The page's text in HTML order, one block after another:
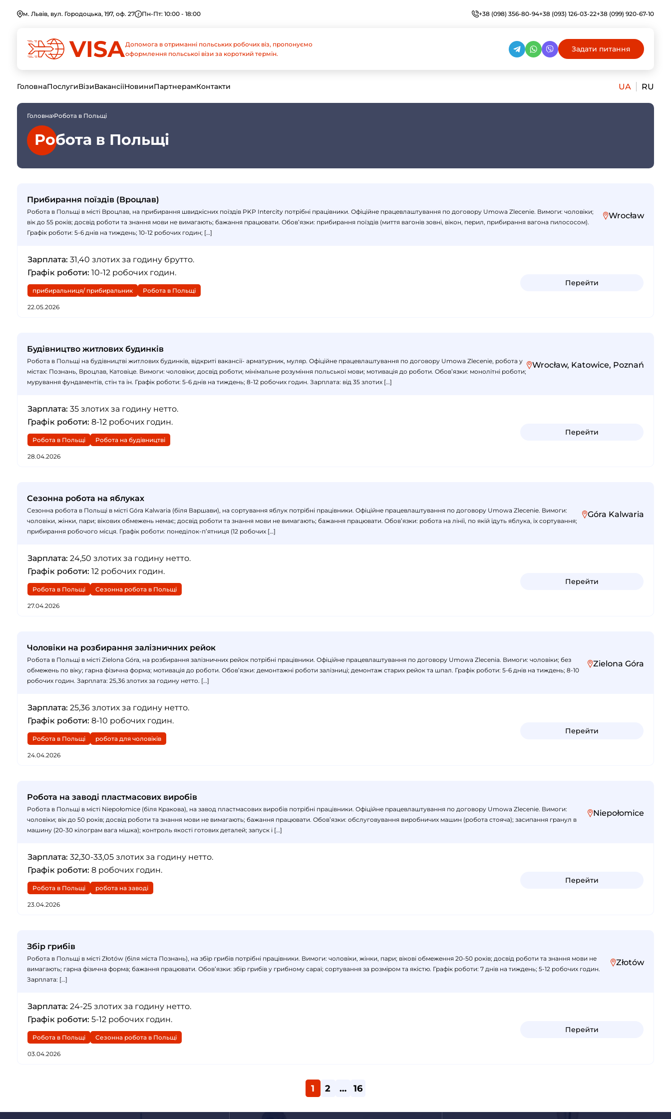
м. Львів, вул. Городоцька, 197, оф. 27 Пн-Пт: 10:00 - 18:00 +38 (098) 356-80-94+38 (093) 126-03-22+38 (099) 920-67-10
Допомога в отриманні польських робочих віз, пропонуємо
оформлення польської візи за короткий термін.
Задати питання
ГоловнаПослугиВізиВакансіїНовиниПартнерамКонтакти UA RU
Головна Робота в Польщі
Робота в Польщі
Прибирання поїздів (Вроцлав)
Робота в Польщі в місті Вроцлав, на прибирання швидкісних поїздів PKP Intercity потрібні працівники. Офіційне працевлаштування по договору Umowa Zlecenie. Вимоги: чоловіки;
вік до 55 років; досвід роботи та знання мови не вимагають; бажання працювати. Обов’язки: прибирання поїздів (миття вагонів зовні, вікон, перил, прибирання вагона пилососом).
Графік роботи: 5-6 днів на тиждень; 10-12 робочих годин; […]
Wrocław
Зарплата: 31,40 злотих за годину брутто.
Графік роботи: 10-12 робочих годин.
прибиральниця/ прибиральник Робота в Польщі
22.05.2026
Перейти
Будівництво житлових будинків
Робота в Польщі на будівництві житлових будинків, відкриті вакансії- арматурник, муляр. Офіційне працевлаштування по договору Umowa Zlecenie, робота у
містах: Познань, Вроцлав, Катовіце. Вимоги: чоловіки; досвід роботи; мінімальне розуміння польської мови; мотивація до роботи. Обов’язки: монолітні роботи;
мурування фундаментів, стін та ін. Графік роботи: 5-6 днів на тиждень; 8-12 робочих годин. Зарплата: від 35 злотих […]
Wrocław, Katowice, Poznań
Зарплата: 35 злотих за годину нетто.
Графік роботи: 8-12 робочих годин.
Робота в Польщі Робота на будівництві
28.04.2026
Перейти
Сезонна робота на яблуках
Сезонна робота в Польщі в місті Góra Kalwaria (біля Варшави), на сортування яблук потрібні працівники. Офіційне працевлаштування по договору Umowa Zlecenie. Вимоги:
чоловіки, жінки, пари; вікових обмежень немає; досвід роботи та знання мови не вимагають; бажання працювати. Обов’язки: робота на лінїї, по якій їдуть яблука, їх сортування;
прибирання робочого місця. Графік роботи: понеділок-п’ятниця (12 робочих […]
Góra Kalwaria
Зарплата: 24,50 злотих за годину нетто.
Графік роботи: 12 робочих годин.
Робота в Польщі Сезонна робота в Польщі
27.04.2026
Перейти
Чоловіки на розбирання залізничних рейок
Робота в Польщі в місті Zielona Góra, на розбирання залізничних рейок потрібні працівники. Офіційне працевлаштування по договору Umowa Zlecenia. Вимоги: чоловіки; без
обмежень по віку; гарна фізична форма; мотивація до роботи. Обов’язки: демонтажні роботи залізниці; демонтаж старих рейок та шпал. Графік роботи: 5-6 днів на тиждень; 8-10
робочих годин. Зарплата: 25,36 злотих за годину нетто. […]
Zielona Góra
Зарплата: 25,36 злотих за годину нетто.
Графік роботи: 8-10 робочих годин.
Робота в Польщі робота для чоловіків
24.04.2026
Перейти
Робота на заводі пластмасових виробів
Робота в Польщі в місті Niepołomice (біля Кракова), на завод пластмасових виробів потрібні працівники. Офіційне працевлаштування по договору Umowa Zlecenie. Вимоги:
чоловіки; вік до 50 років; досвід роботи та знання мови не вимагають; бажання працювати. Обов’язки: обслуговування виробничих машин (робота стояча); засипання гранул в
машину (20-30 кілограм вага мішка); контроль якості готових деталей; запуск і […]
Niepołomice
Зарплата: 32,30-33,05 злотих за годину нетто.
Графік роботи: 8 робочих годин.
Робота в Польщі робота на заводі
23.04.2026
Перейти
Збір грибів
Робота в Польщі в місті Złotów (біля міста Познань), на збір грибів потрібні працівники. Вимоги: чоловіки, жінки, пари; вікові обмеження 20-50 років; досвід роботи та знання мови не
вимагають; гарна фізична форма; бажання працювати. Обов’язки: збір грибів у грибному сараї; сортування за розміром та якістю. Графік роботи: 7 днів на тиждень; 5-12 робочих годин.
Зарплата: […]
Złotów
Зарплата: 24-25 злотих за годину нетто.
Графік роботи: 5-12 робочих годин.
Робота в Польщі Сезонна робота в Польщі
03.04.2026
Перейти
1 2 … 16